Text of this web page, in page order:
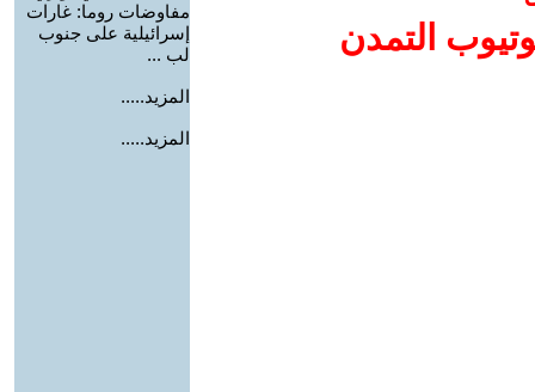
التمدن
مفاوضات روما: غارات
إسرائيلية على جنوب
لب ...
المزيد.....
المزيد.....